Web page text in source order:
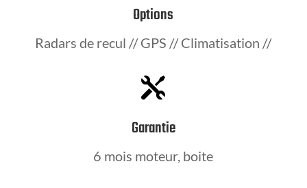
Options
Radars de recul // GPS // Climatisation //

Garantie
6 mois moteur, boite